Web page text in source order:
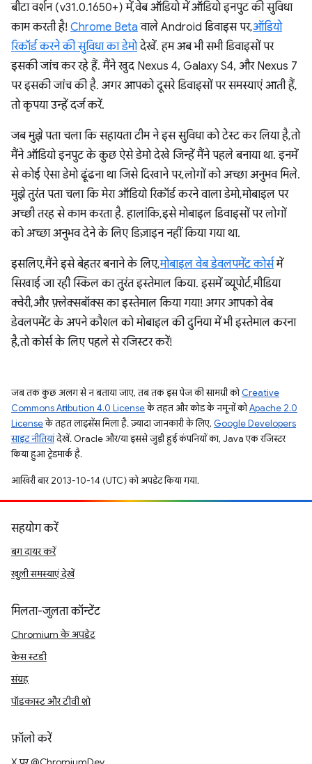
बीटा वर्शन (v31.0.1650+) में, वेब ऑडियो में ऑडियो इनपुट की सुविधा
काम करती है! Chrome Beta वाले Android डिवाइस पर,ऑडियो
रिकॉर्ड करने की सुविधा का डेमोदेखें. हम अब भी सभी डिवाइसों पर
इसकी जांच कर रहे हैं. मैंने खुद Nexus 4, Galaxy S4, और Nexus 7
पर इसकी जांच की है. अगर आपको दूसरे डिवाइसों पर समस्याएं आती हैं,
तो कृपया उन्हें दर्ज करें.
जब मुझे पता चला कि सहायता टीम ने इस सुविधा को टेस्ट कर लिया है, तो
मैंने ऑडियो इनपुट के कुछ ऐसे डेमो देखे जिन्हें मैंने पहले बनाया था. इनमें
से कोई ऐसा डेमो ढूंढना था जिसे दिखाने पर, लोगों को अच्छा अनुभव मिले.
मुझे तुरंत पता चला कि मेरा ऑडियो रिकॉर्ड करने वाला डेमो, मोबाइल पर
अच्छी तरह से काम करता है. हालांकि, इसे मोबाइल डिवाइसों पर लोगों
को अच्छा अनुभव देने के लिए डिज़ाइन नहीं किया गया था.
इसलिए, मैंने इसे बेहतर बनाने के लिए,मोबाइल वेब डेवलपमेंट कोर्समें
सिखाई जा रही स्किल का तुरंत इस्तेमाल किया. इसमें व्यूपोर्ट, मीडिया
क्वेरी, और फ़्लेक्सबॉक्स का इस्तेमाल किया गया! अगर आपको वेब
डेवलपमेंट के अपने कौशल को मोबाइल की दुनिया में भी इस्तेमाल करना
है, तो कोर्स के लिए पहले से रजिस्टर करें!
जब तक कुछ अलग से न बताया जाए, तब तक इस पेज की सामग्री कोCreative
Commons Attribution 4.0 Licenseके तहत और कोड के नमूनों कोApache 2.0
Licenseके तहत लाइसेंस मिला है. ज़्यादा जानकारी के लिए, Google Developers
साइट नीतियांदेखें. Oracle और/या इससे जुड़ी हुई कंपनियों का, Java एक रजिस्टर
किया हुआ ट्रेडमार्क है.
आखिरी बार 2013-10-14 (UTC) को अपडेट किया गया.
सहयोग करें
बग दायर करें
खुली समस्याएं देखें
मिलता-जुलता कॉन्टेंट
Chromium के अपडेट
केस स्टडी
संग्रह
पॉडकास्ट और टीवी शो
फ़ॉलो करें